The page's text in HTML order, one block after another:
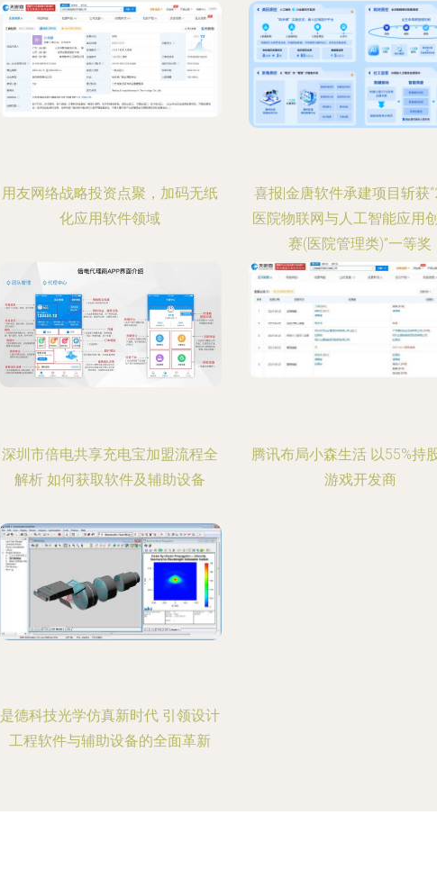
用友网络战略投资点聚，加码无纸
化应用软件领域
喜报|金唐软件承建项目斩获
医院物联网与人工智能应用
赛(医院管理类)”一等奖
深圳市倍电共享充电宝加盟流程全
解析 如何获取软件及辅助设备
腾讯布局小森生活 以55%持
游戏开发商
是德科技光学仿真新时代 引领设计
工程软件与辅助设备的全面革新